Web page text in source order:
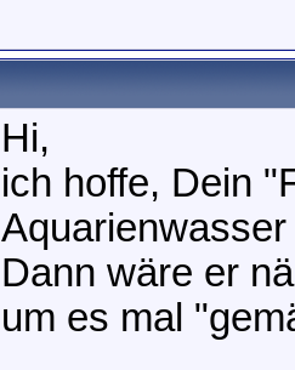
Hi,
ich hoffe, Dein
Dann wäre er
um es mal